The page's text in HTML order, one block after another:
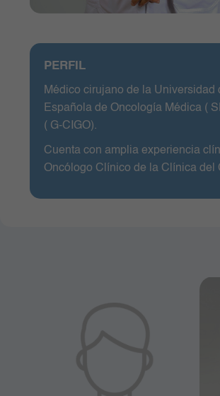
Urología
Vacunación
PERFIL
Médico cirujano de la
Española de Oncología Médica (
( G-CIGO).
Cuenta con amplia experiencia
Oncólogo Clínico de la Clínica del